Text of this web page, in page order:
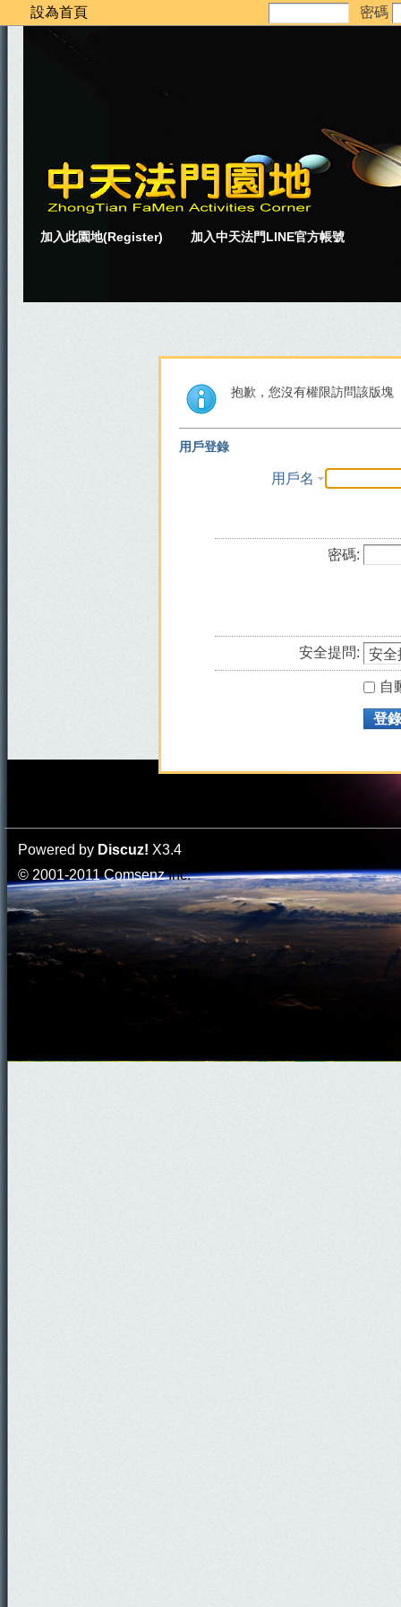
設為首頁 密碼
加入此園地(Register) 加入中天法門LINE官方帳號
抱歉，您沒有權限訪問該版塊
用戶登錄
用戶名
密碼:
安全提問:
自
登錄
Powered by Discuz! X3.4
© 2001-2011ComsenzInc.